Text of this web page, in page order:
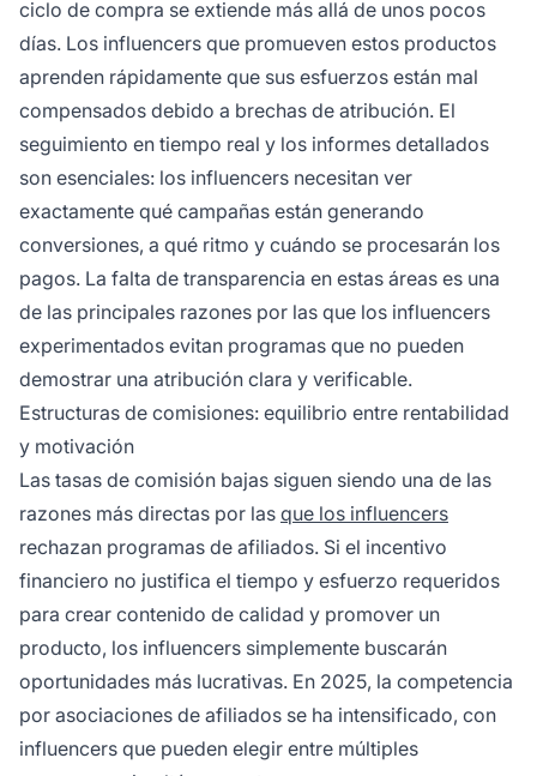
ciclo de compra se extiende más allá de unos pocos
días. Los influencers que promueven estos productos
aprenden rápidamente que sus esfuerzos están mal
compensados debido a brechas de atribución. El
seguimiento en tiempo real y los informes detallados
son esenciales: los influencers necesitan ver
exactamente qué campañas están generando
conversiones, a qué ritmo y cuándo se procesarán los
pagos. La falta de transparencia en estas áreas es una
de las principales razones por las que los influencers
experimentados evitan programas que no pueden
demostrar una atribución clara y verificable.
Estructuras de comisiones: equilibrio entre rentabilidad
y motivación
Las tasas de comisión bajas siguen siendo una de las
razones más directas por las que los influencers
rechazan programas de afiliados. Si el incentivo
financiero no justifica el tiempo y esfuerzo requeridos
para crear contenido de calidad y promover un
producto, los influencers simplemente buscarán
oportunidades más lucrativas. En 2025, la competencia
por asociaciones de afiliados se ha intensificado, con
influencers que pueden elegir entre múltiples